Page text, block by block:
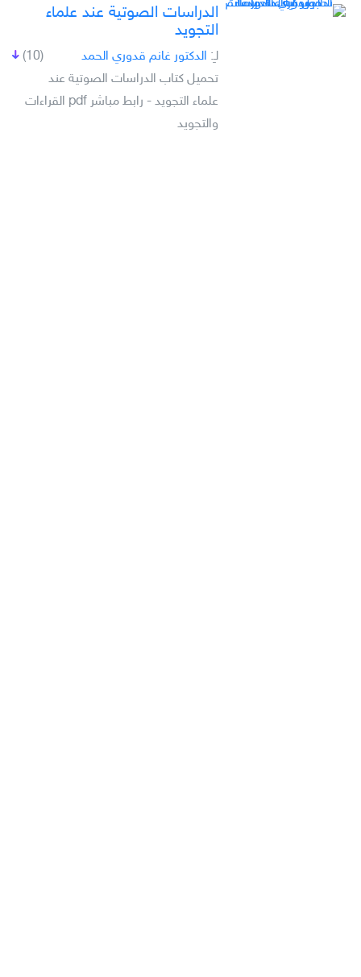
الدراسات الصوتية عند علماء
التجويد
(10) لـِ: الدكتور غانم قدوري الحمد
تحميل كتاب الدراسات الصوتية عند
علماء التجويد - رابط مباشر pdf القراءات
والتجويد